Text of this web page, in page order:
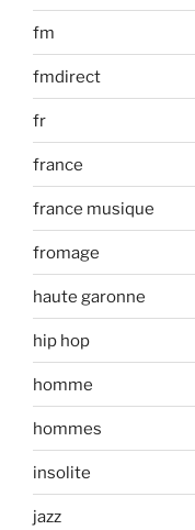
fm
fmdirect
fr
france
france musique
fromage
haute garonne
hip hop
homme
hommes
insolite
jazz